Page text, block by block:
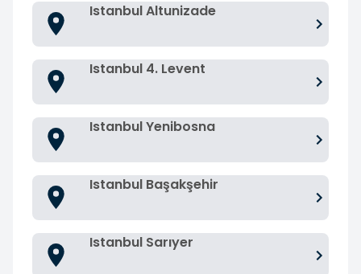
Istanbul Altunizade
Istanbul 4. Levent
Istanbul Yenibosna
Istanbul Başakşehir
Istanbul Sarıyer